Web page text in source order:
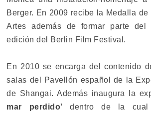
Berger. En 2009 recibe la Medalla
Artes además de formar parte
edición del Berlin Film Festival.
En 2010 se encarga del contenido
salas del Pavellón español de la
de Shangai. Además inaugura la
mar perdido'
dentro de la cual